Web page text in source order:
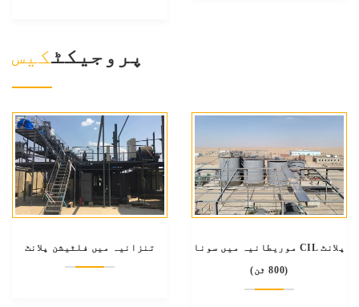
پروجیکٹکیس
تنزانیہ میں فلٹیشن پلانٹ
موریطانیہ میں سونا CIL پلانٹ
(800 ٹن)